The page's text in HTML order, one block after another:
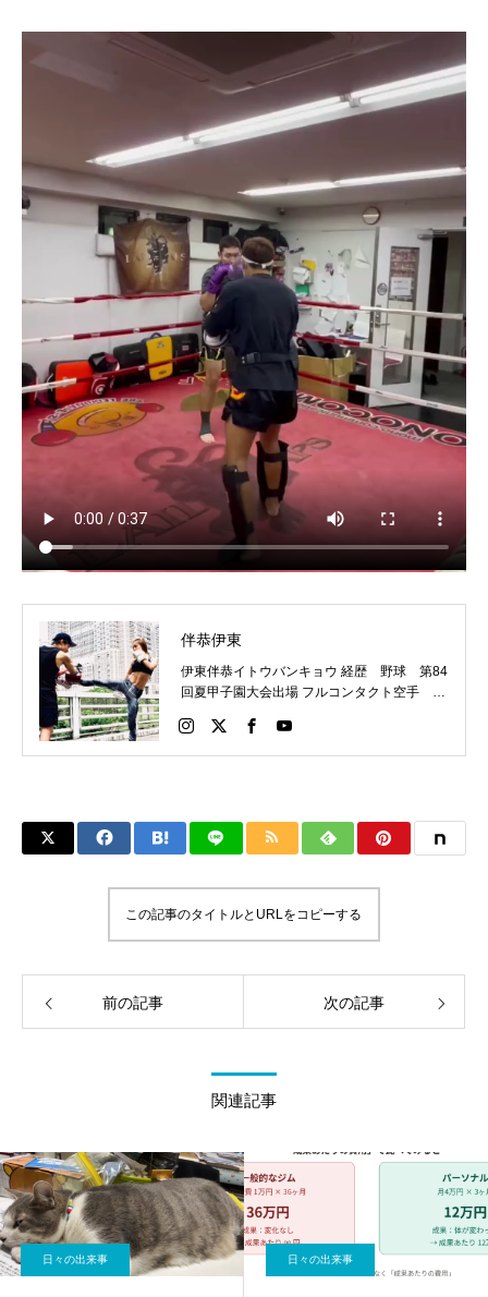
伴恭伊東
伊東伴恭イトウバンキョウ 経歴 野球 第84
回夏甲子園大会出場 フルコンタクト空手 日
パーライト級新人王 FOKウェルター級王者
WMCライト級日本王者 トレーニング依頼は
この記事のタイトルとURLをコピーする
前の記事 次の記事
関連記事
日々の出来事 日々の出来事